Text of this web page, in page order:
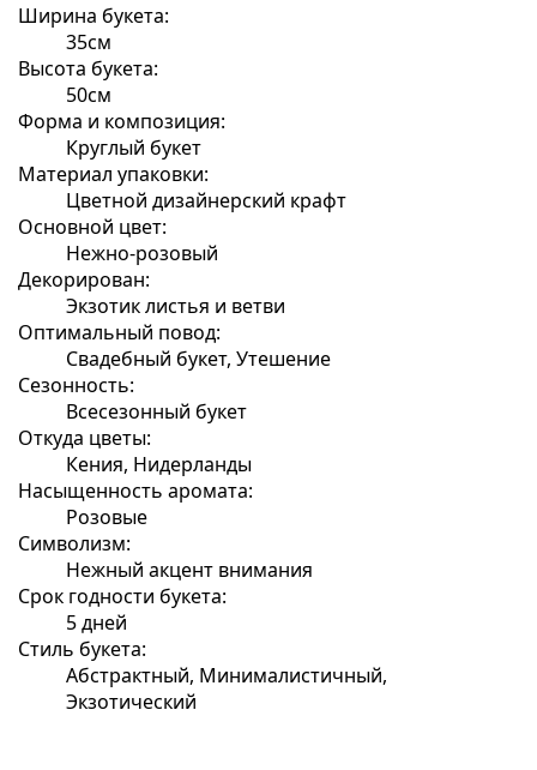
Ширина букета:
35см
Высота букета:
50см
Форма и композиция:
Круглый букет
Материал упаковки:
Цветной дизайнерский крафт
Основной цвет:
Нежно-розовый
Декорирован:
Экзотик листья и ветви
Оптимальный повод:
Свадебный букет, Утешение
Сезонность:
Всесезонный букет
Откуда цветы:
Кения, Нидерланды
Насыщенность аромата:
Розовые
Символизм:
Нежный акцент внимания
Срок годности букета:
5 дней
Стиль букета:
Абстрактный, Минималистичный,
Экзотический